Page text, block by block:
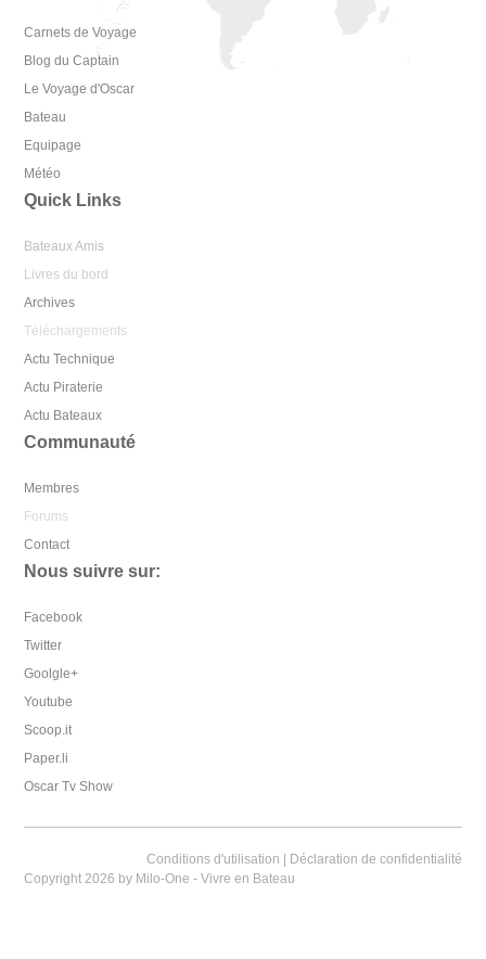
Carnets de Voyage
Blog du Captain
Le Voyage d'Oscar
Bateau
Equipage
Météo
Quick Links
Bateaux Amis
Livres du bord
Archives
Téléchargements
Actu Technique
Actu Piraterie
Actu Bateaux
Communauté
Membres
Forums
Contact
Nous suivre sur:
Facebook
Twitter
Goolgle+
Youtube
Scoop.it
Paper.li
Oscar Tv Show
Conditions d'utilisation
Déclaration de confidentialité
Copyright 2026 by Milo-One - Vivre en Bateau